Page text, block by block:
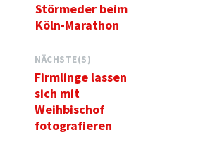
Störmeder beim
Köln-Marathon
NÄCHSTE(S)
Firmlinge lassen
sich mit
Weihbischof
fotografieren